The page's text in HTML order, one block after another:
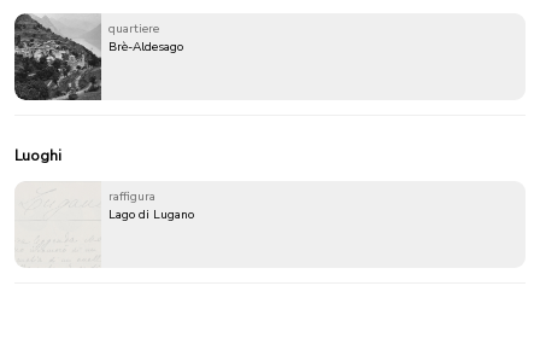
quartiere
Brè-Aldesago
Luoghi
raffigura
Lago di Lugano